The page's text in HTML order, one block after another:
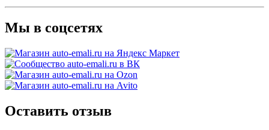
Мы в соцсетях
Оставить отзыв